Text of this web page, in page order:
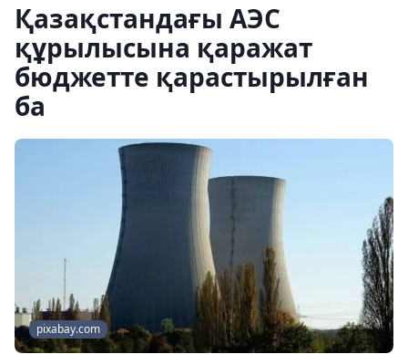
Қазақстандағы АЭС
құрылысына қаражат
бюджетте қарастырылған
ба
pixabay.com